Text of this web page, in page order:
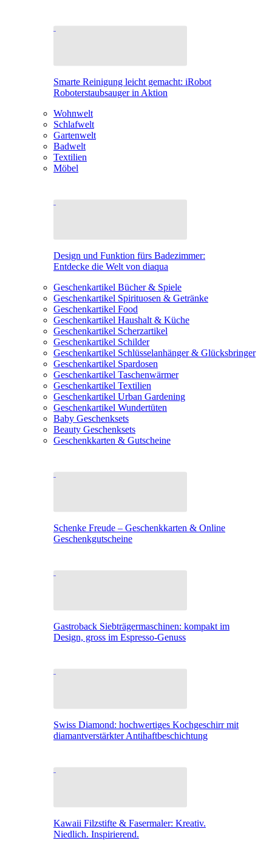
Smarte Reinigung leicht gemacht: iRobot
Roboterstaubsauger in Aktion
Wohnwelt
Schlafwelt
Gartenwelt
Badwelt
Textilien
Möbel
Design und Funktion fürs Badezimmer:
Entdecke die Welt von diaqua
Geschenkartikel Bücher & Spiele
Geschenkartikel Spirituosen & Getränke
Geschenkartikel Food
Geschenkartikel Haushalt & Küche
Geschenkartikel Scherzartikel
Geschenkartikel Schilder
Geschenkartikel Schlüsselanhänger & Glücksbringer
Geschenkartikel Spardosen
Geschenkartikel Taschenwärmer
Geschenkartikel Textilien
Geschenkartikel Urban Gardening
Geschenkartikel Wundertüten
Baby Geschenksets
Beauty Geschenksets
Geschenkkarten & Gutscheine
Schenke Freude – Geschenkkarten & Online
Geschenkgutscheine
Gastroback Siebträgermaschinen: kompakt im
Design, gross im Espresso-Genuss
Swiss Diamond: hochwertiges Kochgeschirr mit
diamantverstärkter Antihaftbeschichtung
Kawaii Filzstifte & Fasermaler: Kreativ.
Niedlich. Inspirierend.